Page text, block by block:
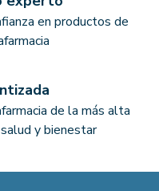
en productos de
de la más alta
y bienestar